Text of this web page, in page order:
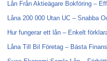
Lån Från Aktieägare Bokföring –
Låna 200 000 Utan UC – Snabba
Hur fungerar ett lån – Enkelt
Låna Till Bil Företag – Bästa